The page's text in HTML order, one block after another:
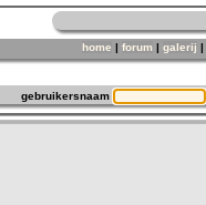
home | forum | galerij |
gebruikersnaam